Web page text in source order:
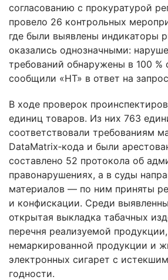
согласованию с прокуратурой
провело 26 контрольных
где были выявлены индикаторы
оказались однозначными:
требований обнаружены в 100 %
сообщили «НТ» в ответ на
В ходе проверок
единиц товаров. Из них 763
соответствовали требованиям
DataMatrix‑кода и были
составлено 52 протокола об
правонарушениях, а в суды
материалов — по ним приняты
и конфискации. Среди
открытая выкладка табачных
перечня реализуемой
немаркированной продукции и
электронных сигарет с
годности.